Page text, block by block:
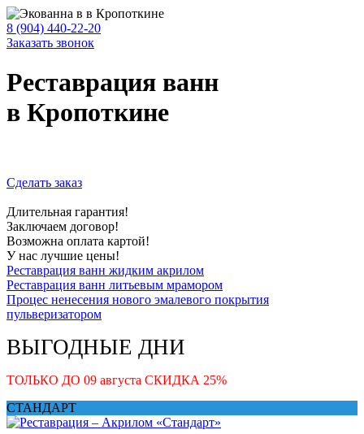
8 (904) 440-22-20
Заказать звонок
Реставрация ванн
в Кропоткине
Сделать заказ
Длительная гарантия!
Заключаем договор!
Возможна оплата картой!
У нас лучшие цены!
Реставрация ванн жидким акрилом
Реставрация ванн литьевым мрамором
Процес ненесения нового эмалевого покрытия
пульверизатором
ВЫГОДНЫЕ ДНИ
ТОЛЬКО ДО 09 августа СКИДКА 25%
СТАНДАРТ